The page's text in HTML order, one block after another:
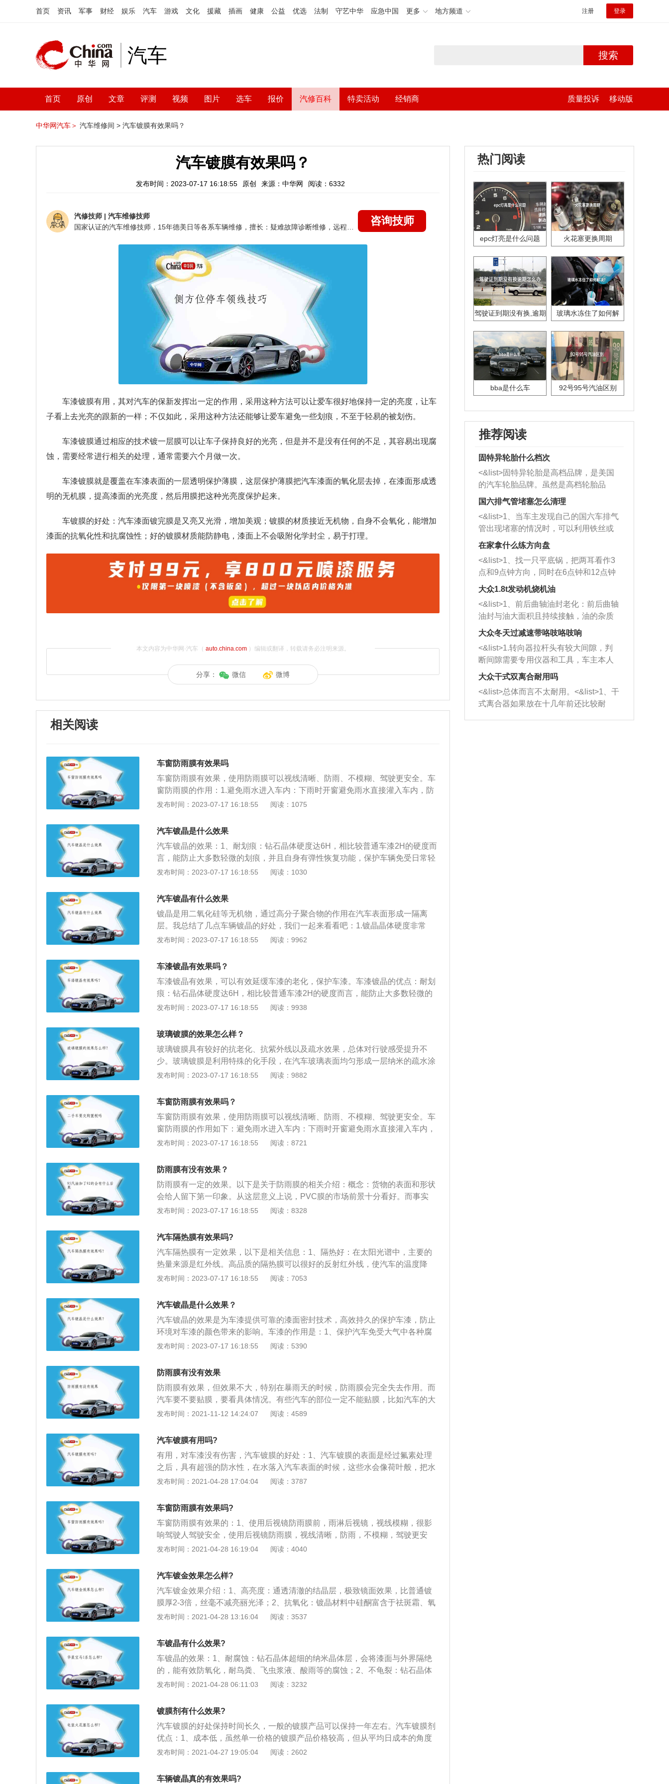
首页 资讯 军事 财经 娱乐 汽车 游戏 文化 援藏 插画 健康 公益 优选 法制 守艺中华 应急中国 更多 地方频道 注册 登录
汽车 搜索
首页 原创 文章 评测 视频 图片 选车 报价 汽修百科 特卖活动 经销商 质量投诉 移动版
中华网汽车＞ 汽车维修间 > 汽车镀膜有效果吗？
汽车镀膜有效果吗？
发布时间：2023-07-17 16:18:55 原创 来源：中华网 阅读：6332
汽修技师 | 汽车维修技师
咨询技师
车漆镀膜有用，其对汽车的保新发挥出一定的作用，采用这种方法可以让爱车很好地保持一定的亮度，让车
子看上去光亮的跟新的一样；不仅如此，采用这种方法还能够让爱车避免一些划痕，不至于轻易的被划伤。
车漆镀膜通过相应的技术镀一层膜可以让车子保持良好的光亮，但是并不是没有任何的不足，其容易出现腐
蚀，需要经常进行相关的处理，通常需要六个月做一次。
车漆镀膜就是覆盖在车漆表面的一层透明保护薄膜，这层保护薄膜把汽车漆面的氧化层去掉，在漆面形成透
明的无机膜，提高漆面的光亮度，然后用膜把这种光亮度保护起来。
车镀膜的好处：汽车漆面镀完膜是又亮又光滑，增加美观；镀膜的材质接近无机物，自身不会氧化，能增加
漆面的抗氧化性和抗腐蚀性；好的镀膜材质能防静电，漆面上不会吸附化学封尘，易于打理。
本文内容为中华网·汽车（ auto.china.com）编辑或翻译，转载请务必注明来源。
分享： 微信 微博
相关阅读
车窗防雨膜有效果吗
车窗防雨膜有效果，使用防雨膜可以视线清晰、防雨、不模糊、驾驶更安全。车
窗防雨膜的作用：1.避免雨水进入车内：下雨时开窗避免雨水直接灌入车内，防
止雨刷刮除之雨水吹入车内。2.提高驾驶员安全保障：想透透气时车窗摇下时，
阳，防止侧面刺眼强光影响开车视线。4.处理异味：对于车内异味例如烟味、酒
味，车窗只需开启些许，异味就可被吸出车外，比任何空调系统都有效。
发布时间：2023-07-17 16:18:55 阅读：1075
汽车镀晶是什么效果
汽车镀晶的效果：1、耐划痕：钻石晶体硬度达6H，相比较普通车漆2H的硬度而
言，能防止大多数轻微的划痕，并且自身有弹性恢复功能，保护车辆免受日常轻
微划痕的侵扰。当外力超出晶体弹性保护范围时，一般也只是在晶体上留下划
绝，能有效防氧化，耐鸟粪、飞虫浆液、酸雨等的腐蚀。3、不龟裂：钻石晶体
抗紫外线，抗高温、严寒，耐温范围达-50—300摄氏度，适应温度变化范围宽，
不会产生龟裂、脱落。4、易清洗：钻石晶体强大的纤维网会填补车身漆面看不
见的细小毛孔，使漆面达到镜面状态，使车身易清洗保养，各种灰尘和各类污物
仅使用清水（不加任何洗涤剂）冲洗，车体表面就可恢复和保持晶莹透亮，即使
量50%以上，同时具有超强的疏水自洁功能。5、抗静电：汽车镀晶的钻石晶体
含抗静电剂，使漆面不易吸附粉尘，拒绝交通膜。6、更光亮：钻石晶体具有与
钻石相类似的晶体结构，增加光的折射，使车面亮度更高，漆面晶莹绚丽，光亮
水珠相斥，有超强的拨水性，不沾水。时效长：钻石晶体寿命长，性能持久稳
护技术，不仅可减少洗车、打蜡费用，并且使原车漆得到更好保护。
发布时间：2023-07-17 16:18:55 阅读：1030
汽车镀晶有什么效果
镀晶是用二氧化硅等无机物，通过高分子聚合物的作用在汽车表面形成一隔离
层。我总结了几点车辆镀晶的好处，我们一起来看看吧：1.镀晶晶体硬度非常
高，镀晶之后，可以有效地防止车漆划伤；2.提升了车辆的光泽度，可以使车辆
线、酸雨、油污等等的侵蚀，不氧化、不褪色，还可以抗高温；4.使车辆易清
洁，镀晶可以使漆面达到镜面状态，更好清洗；5.晶体含有抗静电剂，使得漆面
不易吸附粉尘。
发布时间：2023-07-17 16:18:55 阅读：9962
车漆镀晶有效果吗？
车漆镀晶有效果，可以有效延缓车漆的老化，保护车漆。车漆镀晶的优点：耐划
痕：钻石晶体硬度达6H，相比较普通车漆2H的硬度而言，能防止大多数轻微的
划痕；并且自身有弹性恢复功能，保护汽车免受日常轻微划痕的侵扰，使漆面划
隔绝，能有效防氧化，耐鸟粪、飞虫浆液、酸雨等腐蚀。不龟裂：钻石晶体抗紫
外线，抗高温、严寒，耐温范围达-50摄氏度—300摄氏度，适应温度变化范围
宽，不会产生龟裂、脱落。易清洗：钻石晶体使漆面达到镜面状态，让车身易清
洗保养；各种灰尘和各类污物仅使用清水冲洗，车体表面就可恢复和保持晶莹透
亮。
发布时间：2023-07-17 16:18:55 阅读：9938
玻璃镀膜的效果怎么样？
玻璃镀膜具有较好的抗老化、抗紫外线以及疏水效果，总体对行驶感受提升不
少。玻璃镀膜是利用特殊的化手段，在汽车玻璃表面均匀形成一层纳米的疏水涂
层，而且能牢牢贴合覆盖。这层膜具有超强的滑水性，使水滴不形成烦人视线的
掉。在高速度行驶时，水滴被气流迅速吹散，极大提高驾车安全。
发布时间：2023-07-17 16:18:55 阅读：9882
车窗防雨膜有效果吗？
车窗防雨膜有效果，使用防雨膜可以视线清晰、防雨、不模糊、驾驶更安全。车
窗防雨膜的作用如下：避免雨水进入车内：下雨时开窗避免雨水直接灌入车内，
防止雨刷刮除之雨水吹入车内。提高驾驶员安全保障：想透透气时车窗摇下时，
防止侧面刺眼强光影响开车视线。处理异味：对于车内异味例如烟味、酒味，车
窗只需开启些许，异味就可被吸出车外，比任何空调系统都有效。
发布时间：2023-07-17 16:18:55 阅读：8721
防雨膜有没有效果？
防雨膜有一定的效果。以下是关于防雨膜的相关介绍：概念：货物的表面和形状
会给人留下第一印象。从这层意义上说，PVC膜的市场前景十分看好。而事实
上，随着时代的发展，PVC也正以其良好的性能、简单的工艺以及其他诸多优点
行业的宠儿，PVC在人们的日常生活中随处可见。结构：PVC,全名为Polyvinylc
hlorid，主要成份为聚氯乙烯，另外加入其他成分来增强其耐热性，韧性，延展性
等。这种表面膜的最上层是漆，中间的主要成分是聚氯乙烯，最下层是背涂粘合
剂。是当今世界上深受喜爱、颇为流行并且也被广泛应用的一种合成材料。
发布时间：2023-07-17 16:18:55 阅读：8328
汽车隔热膜有效果吗?
汽车隔热膜有一定效果，以下是相关信息：1、隔热好：在太阳光谱中，主要的
热量来源是红外线。高品质的隔热膜可以很好的反射红外线，使汽车的温度降
低，同时也可以减轻空调的负担，节省燃油。2、阻挡紫外线的能力强：紫外线
的紫外线隔离能力。3、防爆性好：这也是汽车膜另一个名称的来源。当有贴隔
热膜的玻璃破碎时，碎片也会粘在车膜上，不会飞出来伤人。
发布时间：2023-07-17 16:18:55 阅读：7053
汽车镀晶是什么效果？
汽车镀晶的效果是为车漆提供可靠的漆面密封技术，高效持久的保护车漆，防止
环境对车漆的颜色带来的影响。车漆的作用是：1、保护汽车免受大气中各种腐
蚀介质的侵蚀；2、装饰汽车；3、标志汽车的种类；4、提高汽车的舒适性和密
化、隔离静电、提高车漆表面亮度，将车漆与灰尘和有害气体隔离；3、镀晶在
汽车表面涂上硬度和光洁度的高分子膜，在车辆表面固化，车漆可以受到高分子
膜的保护；4、封釉打入车漆的内部，形成网状保护膜，增强车漆的强度。
发布时间：2023-07-17 16:18:55 阅读：5390
防雨膜有没有效果
防雨膜有效果，但效果不大，特别在暴雨天的时候，防雨膜会完全失去作用。而
汽车要不要贴膜，要看具体情况。有些汽车的部位一定不能贴膜，比如汽车的大
灯上。汽车的大灯上一旦贴了一层膜，就会对汽车的灯光造成一定的影响，尤其
许的。而且一旦使用劣质膜，会很大程度影响大灯的照明效果，这是因为劣质膜
全。尾灯同样不允许贴膜，一旦贴膜，会使后面跟车距离远的车主看不清楚汽车
的尾灯，同样影响行车的安全性。
发布时间：2021-11-12 14:24:07 阅读：4589
汽车镀膜有用吗?
有用，对车漆没有伤害，汽车镀膜的好处：1、汽车镀膜的表面是经过氟素处理
之后，具有超强的防水性，在水落入汽车表面的时候，这些水会像荷叶般，把水
缩成粒粒的水珠，防止形成水垢，对车漆造成污染；2、汽车镀膜是由玻璃晶体
做到了耐高温，防止高温对车漆的损害；3、在前面讲汽车镀膜是什么的时候，
提到过它是由非有机镀膜组成的，无机镀膜可以大程度的提高车身的强度，进而
可以大程度的减少人为或者沙粒对车身造成的刮痕；4、汽车镀膜不仅不会被氧
化，还能抵抗酸雨、飞虫对车漆的腐蚀，从而防止褪色和损伤，可见其防腐性能
极高；5、汽车镀膜可以防止漆面老化和氧化，它可以将车漆和空气完全隔绝起
发布时间：2021-04-28 17:04:04 阅读：3787
车窗防雨膜有效果吗?
车窗防雨膜有效果的：1、使用后视镜防雨膜前，雨淋后视镜，视线模糊，很影
响驾驶人驾驶安全，使用后视镜防雨膜，视线清晰，防雨，不模糊，驾驶更安
全；2、后视镜防雨膜缺点是在下大暴雨的时候就没什么作用了，不过还是有必
三只眼”，下雨车外后视镜和侧窗挂满了雨滴，对身后的情况只能看到一个大致轮
廓，无法清晰判断后方情况，安全隐患较大。
发布时间：2021-04-28 16:19:04 阅读：4040
汽车镀金效果怎么样?
汽车镀金效果介绍：1、高亮度：通透清澈的结晶层，极致镜面效果，比普通镀
膜厚2-3倍，丝毫不减亮丽光泽；2、抗氧化：镀晶材料中硅酮富含于祛斑霜、氧
化钛则是防晒霜的主要成分，二者性质极稳定，在车漆表面形成长达三年的保护
致的龟裂和脱落，独特的记忆性分子结构，对镀晶表面的细微划痕有一定的修复
作用；4、高硬度：完美结晶的无机镀晶层在拥有高韧性的同时本身也有高达7H
的硬度，对行车中的沙尘冲击可以起到很好的保护
发布时间：2021-04-28 13:16:04 阅读：3537
车镀晶有什么效果?
车镀晶的效果：1、耐腐蚀：钻石晶体超细的纳米晶体层，会将漆面与外界隔绝
的，能有效防氧化，耐鸟粪、飞虫浆液、酸雨等的腐蚀；2、不龟裂：钻石晶体
可以抗紫外线，抗高温、严寒，耐温范围达-50℃到300℃，适应温度变化范围
的硬度而言，能防止大多数轻微的划痕，并且自身具有弹性恢复功能，保护车辆
免受日常轻微划痕的侵扰，使漆面划痕较一般镀膜减少70%以上。
发布时间：2021-04-28 06:11:03 阅读：3232
镀膜剂有什么效果?
汽车镀膜的好处保持时间长久，一般的镀膜产品可以保持一年左右。汽车镀膜剂
优点：1、成本低，虽然单一价格的镀膜产品价格较高，但从平均日成本的角度
来看，镀膜产品是打蜡、上釉等汽车美容用品的最低，使用镀膜产品后，日常保
汽车漆有很强的保护作用，镀膜产品附着在高硬度的涂料上，能起到有效的汽车
发布时间：2021-04-27 19:05:04 阅读：2602
车辆镀晶真的有效果吗?
热门阅读
epc灯亮是什么问题 火花塞更换周期
驾驶证到期没有换,逾期
玻璃水冻住了如何解
bba是什么车 92号95号汽油区别
推荐阅读
固特异轮胎什么档次
<&list>固特异轮胎是高档品牌，是美国
的汽车轮胎品牌。虽然是高档轮胎品
牌，但是中高低端的轮胎都有生产，这
也是为了更好的开拓市场。
国六排气管堵塞怎么清理
<&list>1、当车主发现自己的国六车排气
管出现堵塞的情况时，可以利用铁丝或
者是细棍，直接将杂物给取出来，如果
堵塞情况比较严重，也可以采取应急措
施。 <&list>2、直接利用木棍将所有的
杂物推到排气管里面的位置处，然后将
三元催化器拆解开，就可以将堵塞的东
西取出来。但如果是因为积碳过多引起
的堵塞，就需要将三元催化器泡在草酸
洗剂对堵塞的情况得到解决，将清洗剂
放在燃油箱中，与燃油混合后，车辆启
动时，就可以和汽油一起进入到燃烧
室，最后形成废气排出，就可以让三元
催化器得到清洗，排气管堵塞的情况就
能够得到解决。
在家拿什么练方向盘
<&list>1、找一只平底锅，把两耳看作3
点和9点钟方向，同时在6点钟和12点钟
方向做一个标记。 <&list>2、双手握住
一圈半的练习，往右同样也要打相同的
圈数。 <&list>3、最后强调要反复练
习，这样就可以形成肌肉记忆，在真实
驾驶车辆时，不需要记忆也能打好方
向。
大众1.8t发动机烧机油
<&list>1、前后曲轴油封老化：前后曲轴
油封与油大面积且持续接触，油的杂质
和发动机内持续温度变化使其密封效果
逐渐减弱，导致渗油或漏油。<&list>2、
活塞间隙过大：积碳会使活塞环与缸体
的间隙扩大，导致机油流入燃烧室中，
造成烧机油。<&list>3、机油粘度。使用
机油粘度过小的话，同样会有烧机油现
象，机油粘度过小具有很好的流动性，
大众冬天过减速带咯吱咯吱响
<&list>1.转向器拉杆头有较大间隙，判
断间隙需要专用仪器和工具，车主本人
无法制作，需要将车辆送到修理厂或4s
店；<&list>2.车辆半轴套管防尘罩破
裂，破裂后会出现漏油现象，使半轴磨
损严重，磨损的半轴容易损坏，产生异
响；<&list>3.稳定器的转向胶套和球头
大众干式双离合耐用吗
<&list>总体而言不太耐用。<&list>1、干
式离合器如果放在十几年前还比较耐